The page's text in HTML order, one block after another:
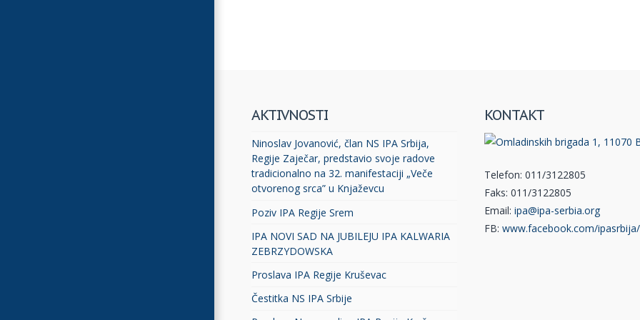
AKTIVNOSTI
Ninoslav Jovanović, član NS IPA Srbija,
Regije Zaječar, predstavio svoje radove
tradicionalno na 32. manifestaciji „Veče
otvorenog srca” u Knjaževcu
Poziv IPA Regije Srem
IPA NOVI SAD NA JUBILEJU IPA KALWARIA
ZEBRZYDOWSKA
Proslava IPA Regije Kruševac
Čestitka NS IPA Srbije
KONTAKT
Telefon: 011/3122805
Faks: 011/3122805
Email: ipa@ipa-serbia.org
FB: www.facebook.com/ipasrbija/